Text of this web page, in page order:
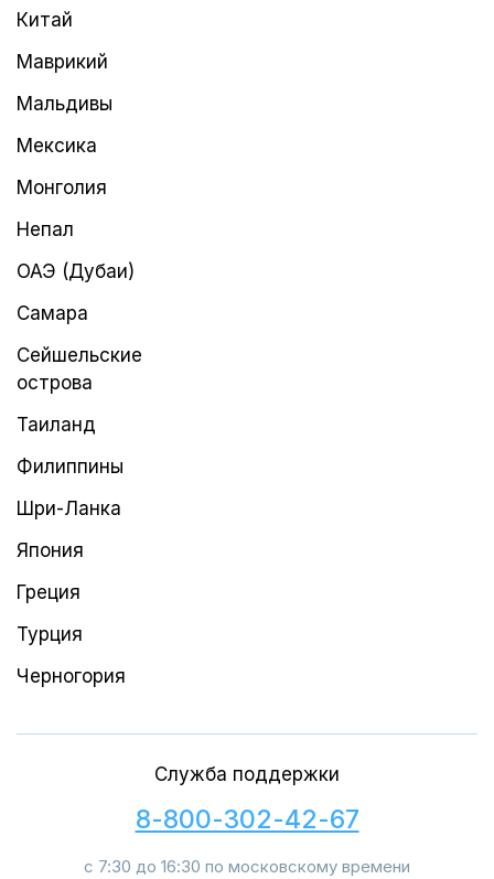
Служба поддержки
8-800-302-42-67
с 7:30 до 16:30 по московскому времени
Китай
Маврикий
Мальдивы
Мексика
Монголия
Непал
ОАЭ (Дубаи)
Самара
Сейшельские
острова
Таиланд
Филиппины
Шри-Ланка
Япония
Греция
Турция
Черногория